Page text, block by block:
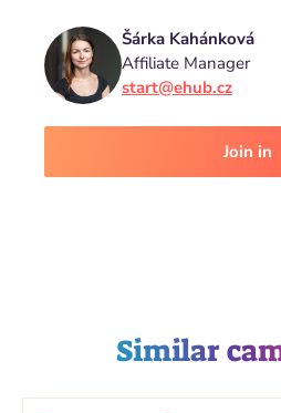
Šárka Kahánková
Affiliate Manager
start@ehub.cz
Join in
Similar